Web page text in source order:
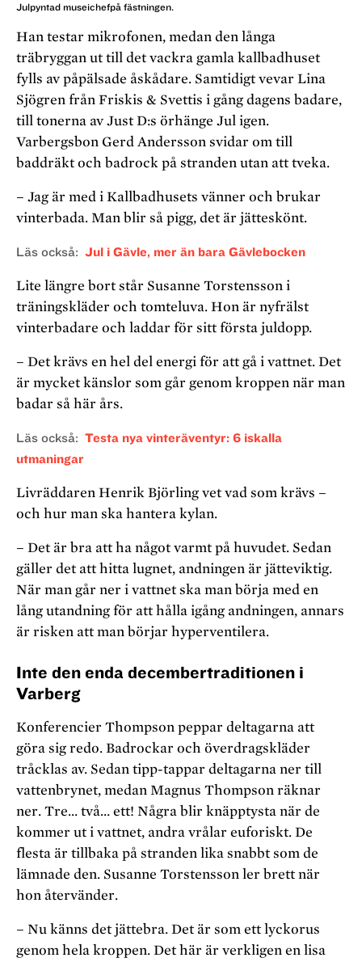
Julpyntad museichefpå fästningen.
Han testar mikrofonen, medan den långa
träbryggan ut till det vackra gamla kallbadhuset
fylls av påpälsade åskådare. Samtidigt vevar Lina
Sjögren från Friskis & Svettis i gång dagens badare,
till tonerna av Just D:s örhänge Jul igen.
Varbergsbon Gerd Andersson svidar om till
baddräkt och badrock på stranden utan att tveka.
– Jag är med i Kallbadhusets vänner och brukar
vinterbada. Man blir så pigg, det är jätteskönt.
Läs också Jul i Gävle, mer än bara Gävlebocken
Lite längre bort står Susanne Torstensson i
träningskläder och tomteluva. Hon är nyfrälst
vinterbadare och laddar för sitt första juldopp.
– Det krävs en hel del energi för att gå i vattnet. Det
är mycket känslor som går genom kroppen när man
badar så här års.
Läs också
Testa nya vinteräventyr: 6 iskalla
utmaningar
Livräddaren Henrik Björling vet vad som krävs –
och hur man ska hantera kylan.
– Det är bra att ha något varmt på huvudet. Sedan
gäller det att hitta lugnet, andningen är jätteviktig.
När man går ner i vattnet ska man börja med en
lång utandning för att hålla igång andningen, annars
är risken att man börjar hyperventilera.
Inte den enda decembertraditionen i
Varberg
Konferencier Thompson peppar deltagarna att
göra sig redo. Badrockar och överdragskläder
tråcklas av. Sedan tipp-tappar deltagarna ner till
vattenbrynet, medan Magnus Thompson räknar
ner. Tre… två… ett! Några blir knäpptysta när de
kommer ut i vattnet, andra vrålar euforiskt. De
flesta är tillbaka på stranden lika snabbt som de
lämnade den. Susanne Torstensson ler brett när
hon återvänder.
– Nu känns det jättebra. Det är som ett lyckorus
genom hela kroppen. Det här är verkligen en lisa